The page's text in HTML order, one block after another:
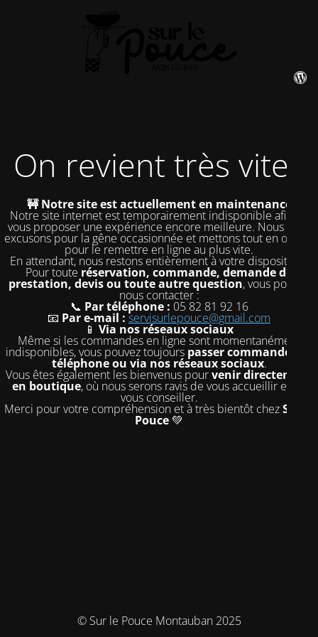
On revient très vite !
🚧 Notre site est actuellement en maintenance
Notre site internet est temporairement indisponible afin de
vous proposer une expérience encore meilleure. Nous nous
excusons pour la gêne occasionnée et mettons tout en œuvre
pour le remettre en ligne au plus vite.
En attendant, nous restons entièrement à votre disposition !
Pour toute réservation, commande, demande de
prestation, devis ou toute autre question, vous pouvez
nous contacter :
📞 Par téléphone : 05 82 81 92 16
📧 Par e-mail : servisurlepouce@gmail.com
📱 Via nos réseaux sociaux
Même si les commandes en ligne sont momentanément
indisponibles, vous pouvez toujours passer commande par
téléphone ou via nos réseaux sociaux.
Vous êtes également les bienvenus pourvenir directement
en boutique, où nous serons ravis de vous accueillir et de
vous conseiller.
Merci pour votre compréhension et à très bientôt chezSur le
Pouce 💚
© Sur le Pouce Montauban 2025